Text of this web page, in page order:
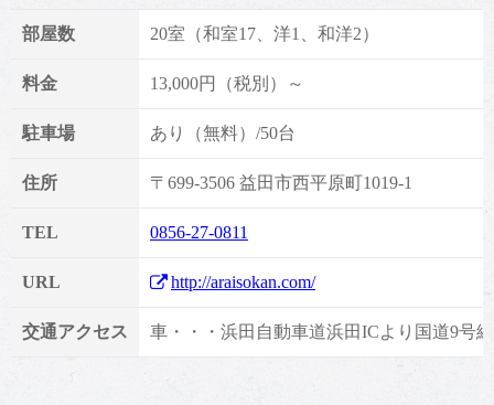
部屋数 20室（和室17、洋1、和洋2）
料金 13,000円（税別）～
駐車場 あり（無料）/50台
住所 〒699-3506 益田市西平原町1019-1
TEL 0856-27-0811
URL http://araisokan.com/
交通アクセス 車・・・浜田自動車道浜田ICより国道9号